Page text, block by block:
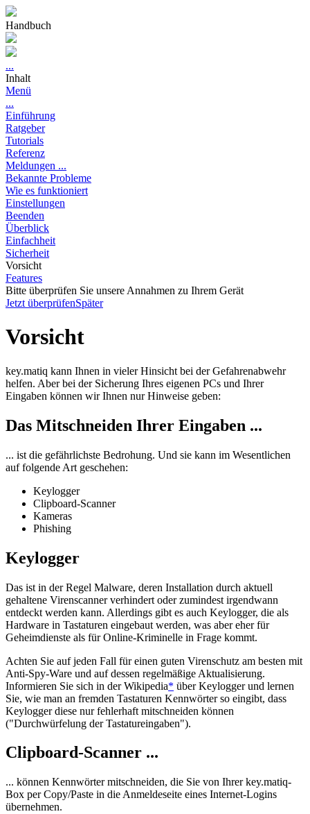
Handbuch
...
Inhalt
Menü
...
Einführung
Ratgeber
Tutorials
Referenz
Meldungen ...
Bekannte Probleme
Wie es funktioniert
Einstellungen
Beenden
Überblick
Einfachheit
Sicherheit
Vorsicht
Features
Bitte überprüfen Sie unsere Annahmen zu Ihrem Gerät
Jetzt überprüfenSpäter
Vorsicht
key.matiq kann Ihnen in vieler Hinsicht bei der Gefahrenabwehr
helfen. Aber bei der Sicherung Ihres eigenen PCs und Ihrer
Eingaben können wir Ihnen nur Hinweise geben:
Das Mitschneiden Ihrer Eingaben ...
... ist die gefährlichste Bedrohung. Und sie kann im Wesentlichen
auf folgende Art geschehen:
Keylogger
Clipboard-Scanner
Kameras
Phishing
Keylogger
Das ist in der Regel Malware, deren Installation durch aktuell
gehaltene Virenscanner verhindert oder zumindest irgendwann
entdeckt werden kann. Allerdings gibt es auch Keylogger, die als
Hardware in Tastaturen eingebaut werden, was aber eher für
Geheimdienste als für Online-Kriminelle in Frage kommt.
Achten Sie auf jeden Fall für einen guten Virenschutz am besten mit
Anti-Spy-Ware und auf dessen regelmäßige Aktualisierung.
Informieren Sie sich in der Wikipedia* über Keylogger und lernen
Sie, wie man an fremden Tastaturen Kennwörter so eingibt, dass
Keylogger diese nur fehlerhaft mitschneiden können
("Durchwürfelung der Tastatureingaben").
Clipboard-Scanner ...
... können Kennwörter mitschneiden, die Sie von Ihrer key.matiq-
Box per Copy/Paste in die Anmeldeseite eines Internet-Logins
übernehmen.